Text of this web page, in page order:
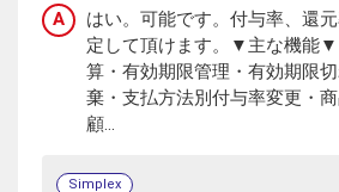
A
はい。可能です。付与率、還
定して頂けます。▼主な機能▼
算・有効期限管理・有効期限
棄・支払方法別付与率変更・
顧...
Simplex